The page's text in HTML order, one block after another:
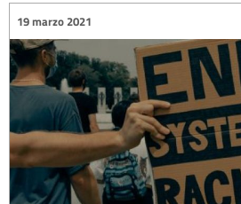
19 marzo 2021